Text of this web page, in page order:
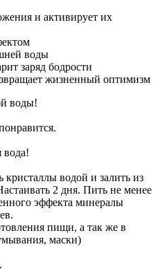
и активирует их
воды
заряд бодрости
жизненный оптимизм
воды!
вода!
кристаллы водой и залить из
2 дня. Пить не менее
эффекта минералы
пищи, а так же в
маски)